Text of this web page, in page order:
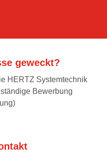
geweckt?
HERTZ Systemtechnik
Bewerbung